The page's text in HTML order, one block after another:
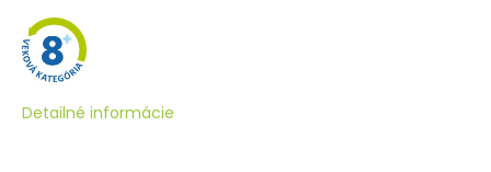
Detailné informácie